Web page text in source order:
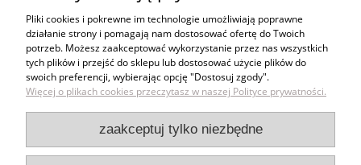
Zakupy
Pomoc
Pliki cookies i pokrewne im technologie umożliwiają poprawne
działanie strony i pomagają nam dostosować ofertę do Twoich
potrzeb. Możesz zaakceptować wykorzystanie przez nas wszystkich
tych plików i przejść do sklepu lub dostosować użycie plików do
swoich preferencji, wybierając opcję "Dostosuj zgody".
Więcej o plikach cookies przeczytasz w naszej Polityce prywatności.
zaakceptuj tylko niezbędne